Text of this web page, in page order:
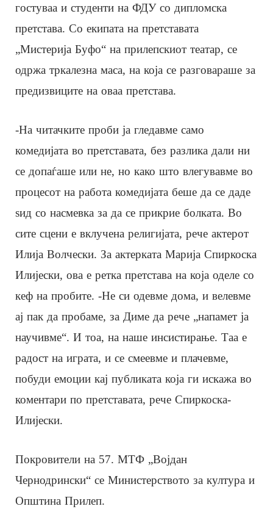
гостуваа и студенти на ФДУ со дипломска
претстава. Со екипата на претставата
„Мистерија Буфо“ на прилепскиот театар, се
одржа тркалезна маса, на која се разговараше за
предизвиците на оваа претстава.
-На читачките проби ја гледавме само
комедијата во претставата, без разлика дали ни
се допаѓаше или не, но како што влегувавме во
процесот на работа комедијата беше да се даде
ѕид со насмевка за да се прикрие болката. Во
сите сцени е вклучена религијата, рече актерот
Илија Волчески. За актерката Марија Спиркоска
Илијески, ова е ретка претстава на која оделе со
кеф на пробите. -Не си одевме дома, и велевме
ај пак да пробаме, за Диме да рече „напамет ја
научивме“. И тоа, на наше инсистирање. Таа е
радост на играта, и се смеевме и плачевме,
побуди емоции кај публиката која ги искажа во
коментари по претставата, рече Спиркоска-
Илијески.
Покровители на 57. МТФ „Војдан
Чернодрински“ се Министерството за култура и
Општина Прилеп.